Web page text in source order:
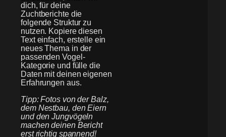
dich, für deine
Zuchtberichte die
folgende Struktur zu
nutzen. Kopiere diesen
Text einfach, erstelle ein
neues Thema in der
passenden Vogel-
Kategorie und fülle die
Daten mit deinen eigenen
Erfahrungen aus.
Tipp: Fotos von der Balz,
dem Nestbau, den Eiern
und den Jungvögeln
machen deinen Bericht
erst richtig spannend!